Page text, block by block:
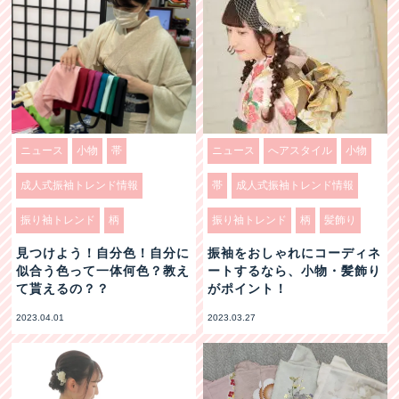
ニュース 小物 帯
成人式振袖トレンド情報
振り袖トレンド 柄
見つけよう！自分色！自分に
似合う色って一体何色？教え
て貰えるの？？
2023.04.01
ニュース へアスタイル 小物
帯 成人式振袖トレンド情報
振り袖トレンド 柄 髪飾り
振袖をおしゃれにコーディネ
ートするなら、小物・髪飾り
がポイント！
2023.03.27